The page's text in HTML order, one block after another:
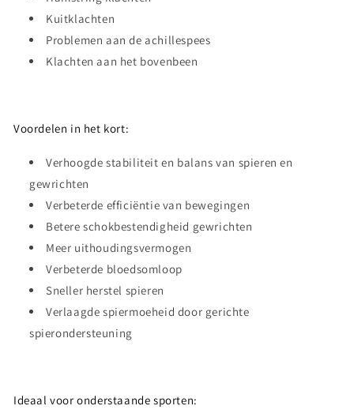
Kuitklachten
Problemen aan de achillespees
Klachten aan het bovenbeen
Voordelen in het kort:
Verhoogde stabiliteit en balans van spieren en
gewrichten
Verbeterde efficiëntie van bewegingen
Betere schokbestendigheid gewrichten
Meer uithoudingsvermogen
Verbeterde bloedsomloop
Sneller herstel spieren
Verlaagde spiermoeheid door gerichte
spierondersteuning
Ideaal voor onderstaande sporten: